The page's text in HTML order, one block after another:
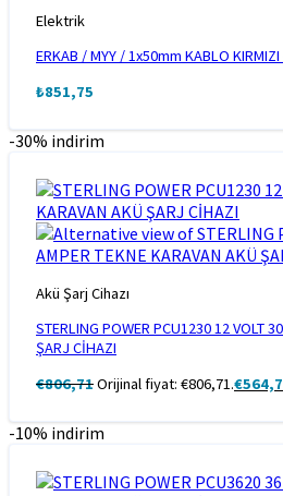
Elektrik
ERKAB / MYY / 1x50mm KABLO KIRMIZI
₺851,75
-30% indirim
Akü Şarj Cihazı
STERLING POWER PCU1230 12 VOLT
ŞARJ CİHAZI
€806,71Orijinal fiyat: €806,71.€
-10% indirim